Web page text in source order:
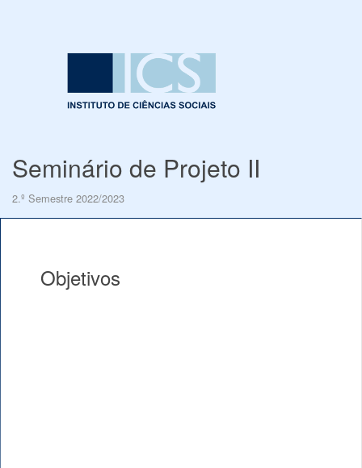
Seminário de Projeto II
2.º Semestre 2022/2023
Objetivos